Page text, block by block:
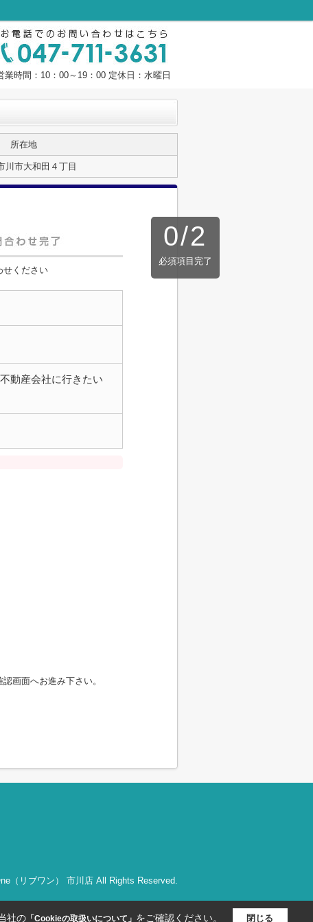
業時間：10：00～19：00 定休日：水曜日
所在地
川市大和田４丁目
0/2
必須項目完了
せください
不動産会社に行きたい
画面へお進み下さい。
（リブワン） 市川店 All Rights Reserved.
社の「Cookieの取扱いについて」 をご確認ください。 閉じる